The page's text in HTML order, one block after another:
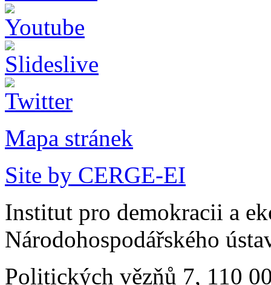
Mapa stránek
Site by CERGE-EI
Institut pro demokracii a
Národohospodářského
Politických vězňů 7, 110